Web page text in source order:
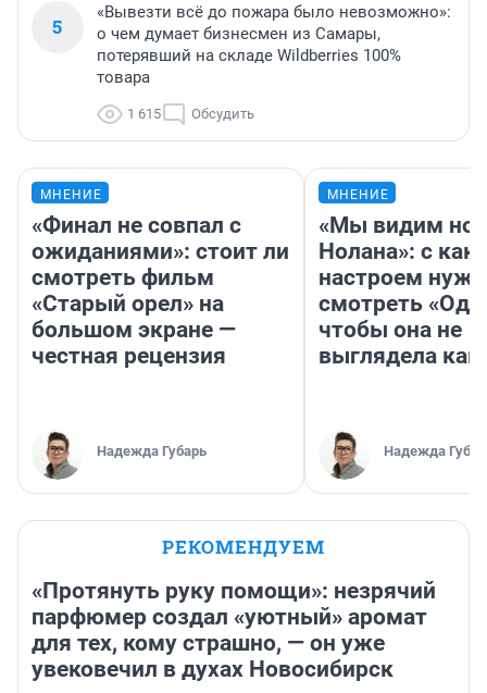
5
«Вывезти всё до пожара было невозможно»:
о чем думает бизнесмен из Самары,
потерявший на складе Wildberries 100%
товара
1 615 Обсудить
МНЕНИЕ
«Финал не совпал с
ожиданиями»: стоит ли
смотреть фильм
«Старый орел» на
большом экране —
честная рецензия
Надежда Губарь
МНЕНИЕ
«Мы видим
Нолана»: с
настроем
смотреть
чтобы она не
выглядела как
Надежда
РЕКОМЕНДУЕМ
«Протянуть руку помощи»: незрячий
парфюмер создал «уютный» аромат
для тех, кому страшно, — он уже
увековечил в духах Новосибирск